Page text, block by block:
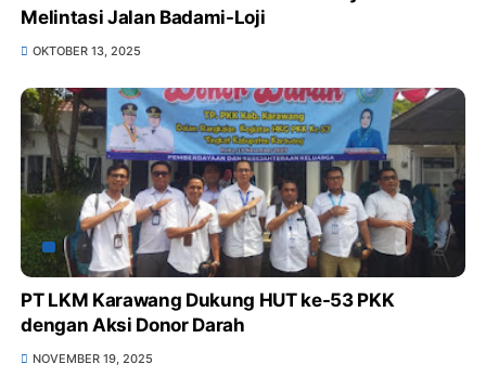
Melintasi Jalan Badami-Loji
OKTOBER 13, 2025
PT LKM Karawang Dukung HUT ke-53 PKK
dengan Aksi Donor Darah
NOVEMBER 19, 2025